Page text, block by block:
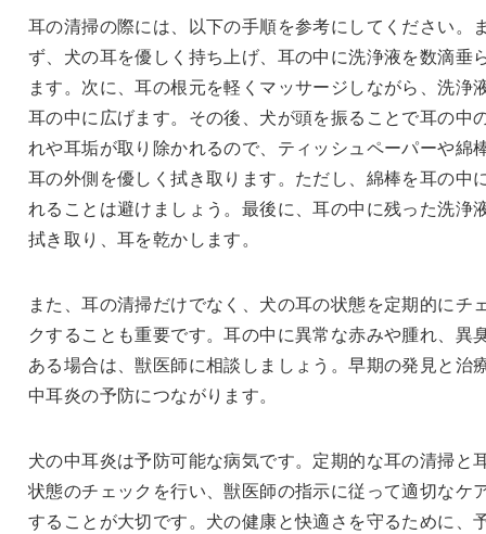
耳の清掃の際には、以下の手順を参考にしてください。
ず、犬の耳を優しく持ち上げ、耳の中に洗浄液を数滴垂
ます。次に、耳の根元を軽くマッサージしながら、洗浄
耳の中に広げます。その後、犬が頭を振ることで耳の中
れや耳垢が取り除かれるので、ティッシュペーパーや綿
耳の外側を優しく拭き取ります。ただし、綿棒を耳の中
れることは避けましょう。最後に、耳の中に残った洗浄
拭き取り、耳を乾かします。
また、耳の清掃だけでなく、犬の耳の状態を定期的にチ
クすることも重要です。耳の中に異常な赤みや腫れ、異
ある場合は、獣医師に相談しましょう。早期の発見と治
中耳炎の予防につながります。
犬の中耳炎は予防可能な病気です。定期的な耳の清掃と
状態のチェックを行い、獣医師の指示に従って適切なケ
することが大切です。犬の健康と快適さを守るために、